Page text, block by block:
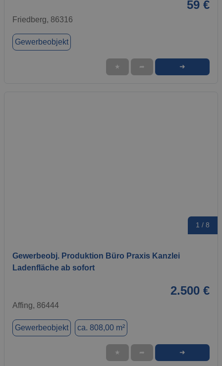
59 €
Friedberg, 86316
Gewerbeobjekt
★ ➦ ➜
1 / 8
Gewerbeobj. Produktion Büro Praxis Kanzlei
Ladenfläche ab sofort
2.500 €
Affing, 86444
Gewerbeobjekt ca. 808,00 m²
★ ➦ ➜